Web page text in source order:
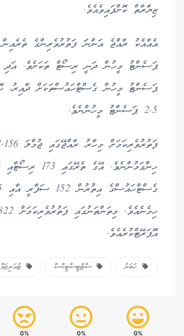
ޒިޔާރާތް ކޮށްފައިވެއެވެ.
ޕަސެންޓު މީހުން ގެސްޓްހައުސްތަކަށް ދާއިރު،
2.5 ޕަސެންޓު މީހުންނެވެ.
އޮޕަރޭޓްކުރެއެވެ.
ހަބަރު ސްޓެޓިސްޓިކްސް ޓުއަރިޒަމް
0%
0%
0%